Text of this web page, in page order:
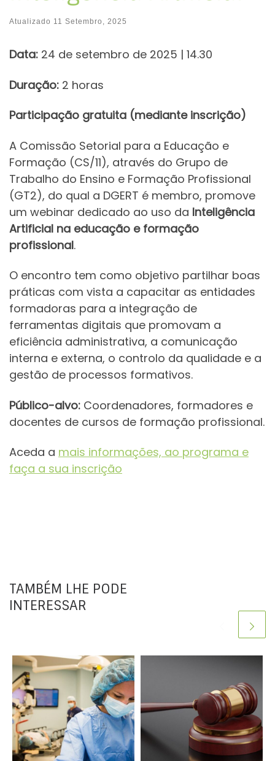
Atualizado 11 Setembro, 2025
Data: 24 de setembro de 2025 | 14.30
Duração: 2 horas
Participação gratuita (mediante inscrição)
A Comissão Setorial para a Educação e
Formação (CS/11), através do Grupo de
Trabalho do Ensino e Formação Profissional
(GT2), do qual a DGERT é membro, promove
um webinar dedicado ao uso da Inteligência
Artificial na educação e formação
profissional.
O encontro tem como objetivo partilhar boas
práticas com vista a capacitar as entidades
formadoras para a integração de
ferramentas digitais que promovam a
eficiência administrativa, a comunicação
interna e externa, o controlo da qualidade e a
gestão de processos formativos.
Público-alvo: Coordenadores, formadores e
docentes de cursos de formação profissional.
Aceda a mais informações, ao programa e
faça a sua inscrição
TAMBÉM LHE PODE
INTERESSAR